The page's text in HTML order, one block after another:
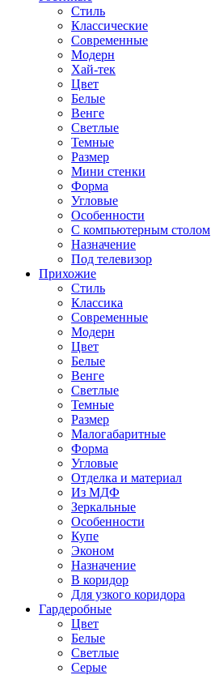
Стиль
Классические
Современные
Модерн
Хай-тек
Цвет
Белые
Венге
Светлые
Темные
Размер
Мини стенки
Форма
Угловые
Особенности
С компьютерным столом
Назначение
Под телевизор
Прихожие
Стиль
Классика
Современные
Модерн
Цвет
Белые
Венге
Светлые
Темные
Размер
Малогабаритные
Форма
Угловые
Отделка и материал
Из МДФ
Зеркальные
Особенности
Купе
Эконом
Назначение
В коридор
Для узкого коридора
Гардеробные
Цвет
Белые
Светлые
Серые